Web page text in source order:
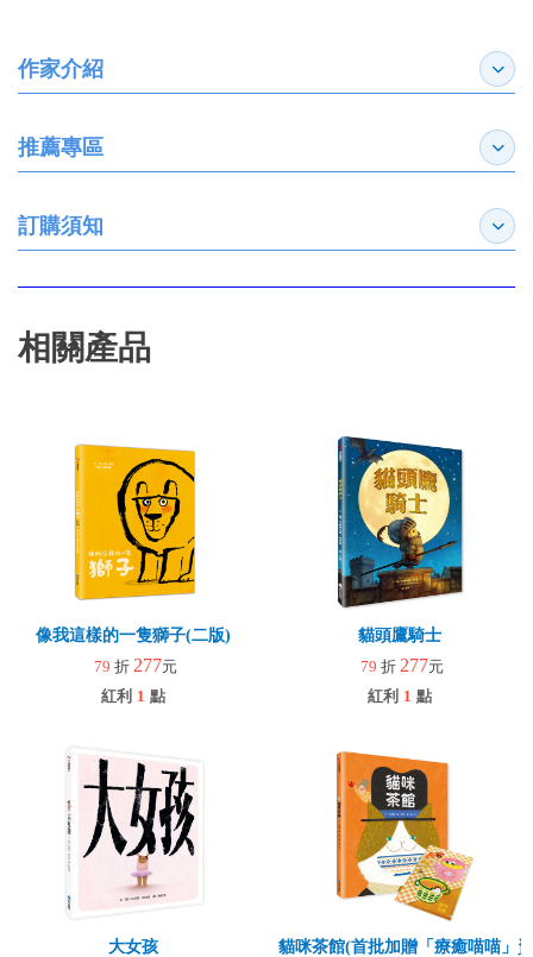
作家介紹 展開
推薦專區 展開
訂購須知 展開
相關產品
像我這樣的一隻獅子(二版)
79 折 277元
紅利 1 點
貓頭鷹騎士
79 折 277元
紅利 1 點
大女孩
貓咪茶館(首批加贈「療癒喵喵」